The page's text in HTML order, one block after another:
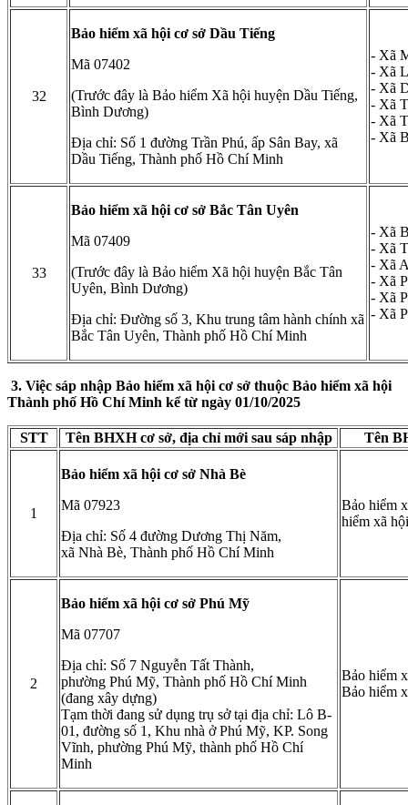
32
Bảo hiểm xã hội cơ sở Dầu Tiếng
Mã 07402
(Trước đây là Bảo hiểm Xã hội huyện Dầu Tiếng,
Bình Dương)
Địa chỉ: Số 1 đường Trần Phú, ấp Sân Bay, xã
Dầu Tiếng, Thành phố Hồ Chí Minh
- Xã
- Xã
- Xã
- Xã
- Xã
- Xã
33
Bảo hiểm xã hội cơ sở Bắc Tân Uyên
Mã 07409
(Trước đây là Bảo hiểm Xã hội huyện Bắc Tân
Uyên, Bình Dương)
Địa chỉ: Đường số 3, Khu trung tâm hành chính xã
Bắc Tân Uyên, Thành phố Hồ Chí Minh
- Xã
- Xã
- Xã
- Xã
- Xã
- Xã
3. Việc sáp nhập Bảo hiểm xã hội cơ sở thuộc Bảo hiểm xã hội
Thành phố Hồ Chí Minh kể từ ngày 01/10/2025
STT Tên BHXH cơ sở, địa chỉ mới sau sáp nhập Tên
1
Bảo hiểm xã hội cơ sở Nhà Bè
Mã 07923
Địa chỉ: Số 4 đường Dương Thị Năm,
xã Nhà Bè, Thành phố Hồ Chí Minh
Bảo hiểm
hiểm xã
2
Bảo hiểm xã hội cơ sở Phú Mỹ
Mã 07707
Địa chỉ: Số 7 Nguyễn Tất Thành,
phường Phú Mỹ, Thành phố Hồ Chí Minh
(đang xây dựng)
Tạm thời đang sử dụng trụ sở tại địa chỉ: Lô B-
01, đường số 1, Khu nhà ở Phú Mỹ, KP. Song
Vĩnh, phường Phú Mỹ, thành phố Hồ Chí
Minh
Bảo hiểm
Bảo hiểm